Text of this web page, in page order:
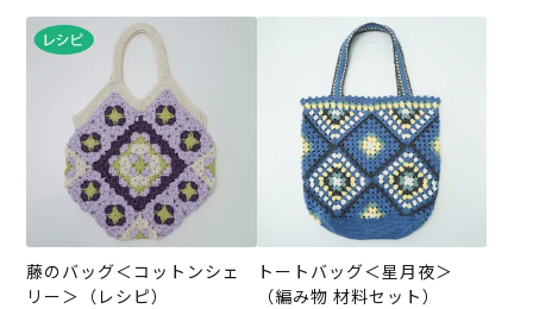
藤のバッグ＜コットンシェ
リー＞（レシピ）
トートバッグ＜星月夜＞
（編み物 材料セット）